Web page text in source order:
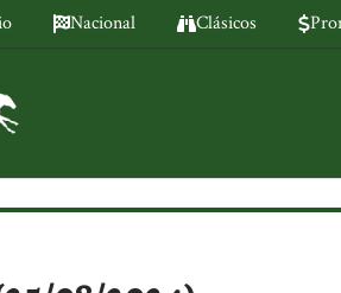
Nacional Clásicos